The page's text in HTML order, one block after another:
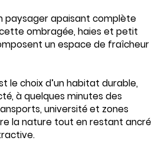
paysager apaisant complète
ombragée, haies et petit
un espace de fraîcheur
le choix d’un habitat durable,
à quelques minutes des
université et zones
la nature tout en restant ancré